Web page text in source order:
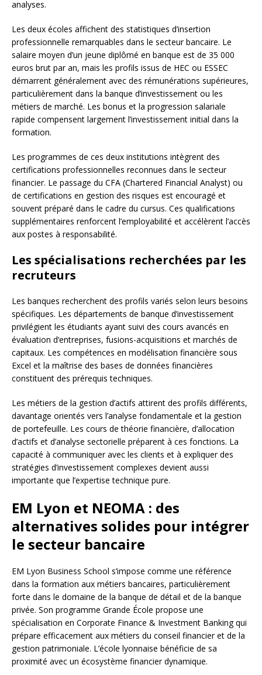
analyses.
Les deux écoles affichent des statistiques d’insertion
professionnelle remarquables dans le secteur bancaire. Le
salaire moyen d’un jeune diplômé en banque est de 35 000
euros brut par an, mais les profils issus de HEC ou ESSEC
démarrent généralement avec des rémunérations supérieures,
particulièrement dans la banque d’investissement ou les
métiers de marché. Les bonus et la progression salariale
rapide compensent largement l’investissement initial dans la
formation.
Les programmes de ces deux institutions intègrent des
certifications professionnelles reconnues dans le secteur
financier. Le passage du CFA (Chartered Financial Analyst) ou
de certifications en gestion des risques est encouragé et
souvent préparé dans le cadre du cursus. Ces qualifications
supplémentaires renforcent l’employabilité et accélèrent l’accès
aux postes à responsabilité.
Les spécialisations recherchées par les
recruteurs
Les banques recherchent des profils variés selon leurs besoins
spécifiques. Les départements de banque d’investissement
privilégient les étudiants ayant suivi des cours avancés en
évaluation d’entreprises, fusions-acquisitions et marchés de
capitaux. Les compétences en modélisation financière sous
Excel et la maîtrise des bases de données financières
constituent des prérequis techniques.
Les métiers de la gestion d’actifs attirent des profils différents,
davantage orientés vers l’analyse fondamentale et la gestion
de portefeuille. Les cours de théorie financière, d’allocation
d’actifs et d’analyse sectorielle préparent à ces fonctions. La
capacité à communiquer avec les clients et à expliquer des
stratégies d’investissement complexes devient aussi
importante que l’expertise technique pure.
EM Lyon et NEOMA : des
alternatives solides pour intégrer
le secteur bancaire
EM Lyon Business School s’impose comme une référence
dans la formation aux métiers bancaires, particulièrement
forte dans le domaine de la banque de détail et de la banque
privée. Son programme Grande École propose une
spécialisation en Corporate Finance & Investment Banking qui
prépare efficacement aux métiers du conseil financier et de la
gestion patrimoniale. L’école lyonnaise bénéficie de sa
proximité avec un écosystème financier dynamique.